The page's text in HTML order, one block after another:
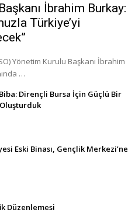
İbrahim Burkay:
Türkiye’yi
Yönetim Kurulu Başkanı İbrahim
…
Dirençli Bursa İçin Güçlü Bir
Eski Binası, Gençlik Merkezi’ne
Düzenlemesi